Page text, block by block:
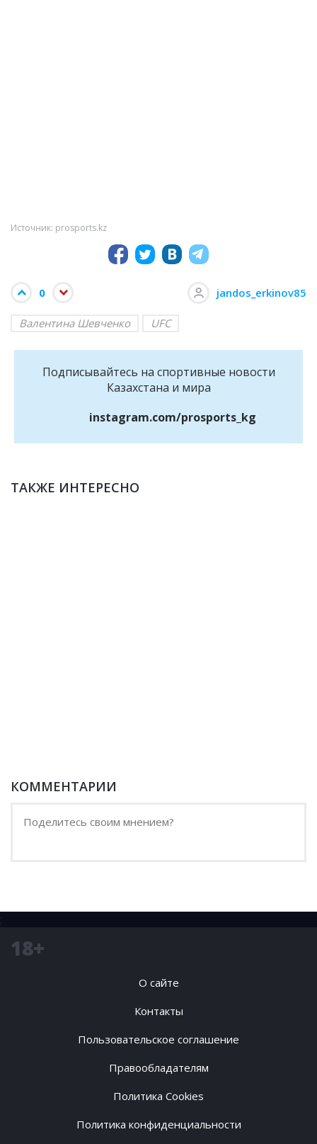
Источник: prosports.kz
0 jandos_erkinov85
Валентина Шевченко UFC
Подписывайтесь на cпортивные новости
Казахстана и мира
instagram.com/prosports_kg
ТАКЖЕ ИНТЕРЕСНО
КОММЕНТАРИИ
;
18+
О сайте
Контакты
Пользовательское соглашение
Правообладателям
Политика Cookies
Политика конфиденциальности